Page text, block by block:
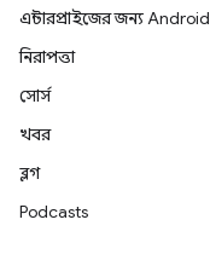
এন্টারপ্রাইজের জন্য Android
নিরাপত্তা
সোর্স
খবর
ব্লগ
Podcasts